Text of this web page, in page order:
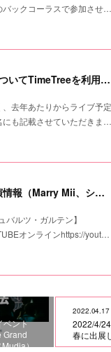
バックコーラスで参加させ…
今後のライブ予定についてTimeTreeを利用します
去年あたりからライブ予定
にも記載させていただきま…
2025年5・6月の出演情報（Marry Mii、シュバルツ・ガルテン）追加
ルツ・ガルテン】
オンラインhttps://yout…
ベント
Grand
Mudia）
2022/4/
春に出展